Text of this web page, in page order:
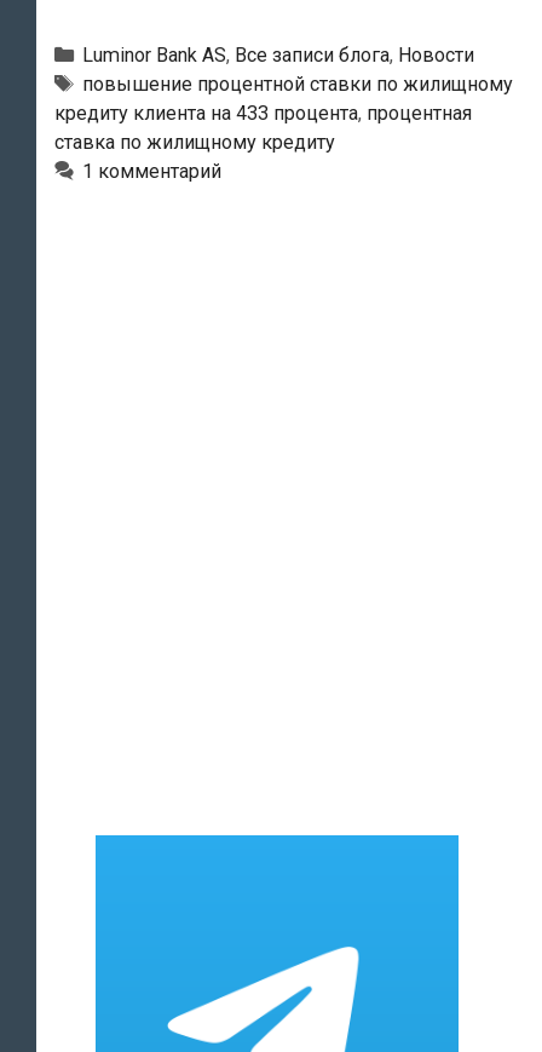
Эстонии:
банк
поднял
процентную
ставку
Рубрики
Luminor Bank AS, Все записи блога, Новости
Тэги
повышение процентной ставки по жилищному
кредиту клиента на 433 процента, процентная
ставка по жилищному кредиту
1 комментарий